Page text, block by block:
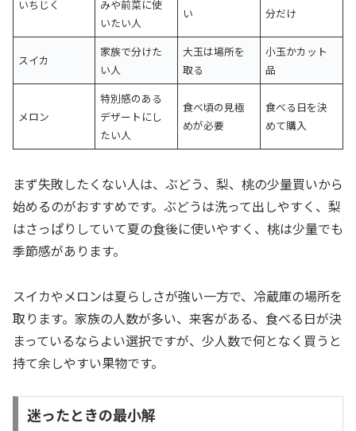
いちじく
みや前菜に使
いたい人
い
分だけ
スイカ
家族で分けた
い人
大玉は場所を
取る
小玉かカット
品
メロン
特別感のある
デザートにし
たい人
食べ頃の見極
めが必要
食べる日を決
めて購入
まず失敗したくない人は、ぶどう、梨、桃の少量買いから
始めるのがおすすめです。ぶどうは洗って出しやすく、梨
はさっぱりしていて夏の食後に使いやすく、桃は少量でも
季節感があります。
スイカやメロンは夏らしさが強い一方で、冷蔵庫の場所を
取ります。家族の人数が多い、来客がある、食べる日が決
まっているならよい選択ですが、少人数で何となく買うと
持て余しやすい果物です。
迷ったときの最小解